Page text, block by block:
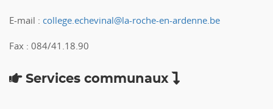
E-mail : college.echevinal@la-roche-en-ardenne.be
Fax : 084/41.18.90
Services communaux